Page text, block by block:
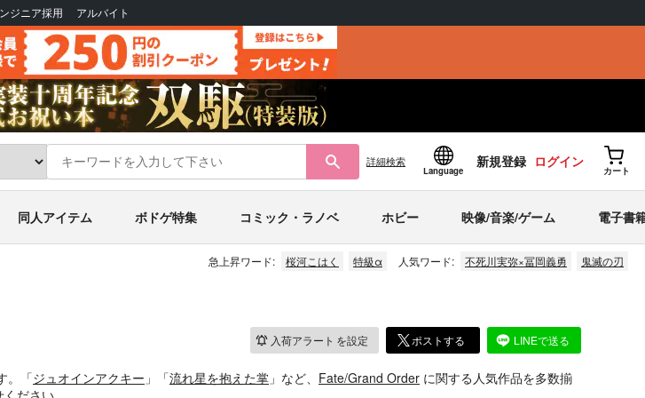
ジニア採用 アルバイト
詳細検索
Language
新規登録 ログイン
カート
同人アイテム ボドゲ特集 コミック・ラノベ ホビー 映像/音楽/ゲーム 電子書
急上昇ワード: 桜河こはく 特級α 人気ワード: 不死川実弥×冨岡義勇 鬼滅の刃
入荷アラート を設定 ポストする LINEで送る
。「ジュオインアクキー 」「流れ星を抱えた掌 」など、 Fate/Grand Order に関する人気作品を多数揃
ださい。